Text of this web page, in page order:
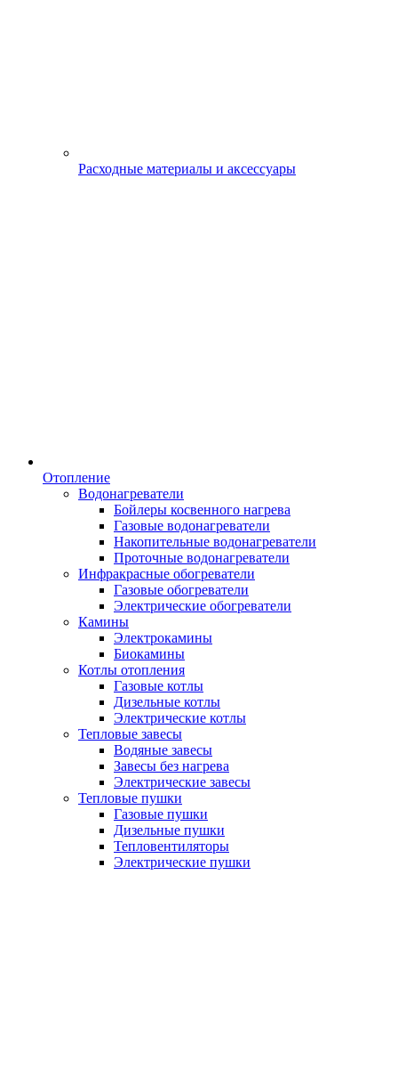
Расходные материалы и аксессуары
Отопление
Водонагреватели
Бойлеры косвенного нагрева
Газовые водонагреватели
Накопительные водонагреватели
Проточные водонагреватели
Инфракрасные обогреватели
Газовые обогреватели
Электрические обогреватели
Камины
Электрокамины
Биокамины
Котлы отопления
Газовые котлы
Дизельные котлы
Электрические котлы
Тепловые завесы
Водяные завесы
Завесы без нагрева
Электрические завесы
Тепловые пушки
Газовые пушки
Дизельные пушки
Тепловентиляторы
Электрические пушки